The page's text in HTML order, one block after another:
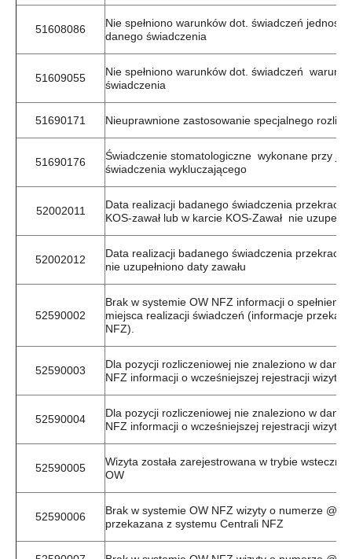
51608086
Nie spełniono warunków dot. świadczeń
danego świadczenia
51609055
Nie spełniono warunków dot. świadczeń
świadczenia
51690171 Nieuprawnione zastosowanie specjalnego
51690176
Świadczenie stomatologiczne wykonane przy
świadczenia wykluczającego
52002011
Data realizacji badanego świadczenia
KOS-zawał lub w karcie KOS-Zawał nie
52002012
Data realizacji badanego świadczenia
nie uzupełniono daty zawału
52590002
Brak w systemie OW NFZ informacji o
miejsca realizacji świadczeń (informacje
NFZ).
52590003
Dla pozycji rozliczeniowej nie znaleziono w
NFZ informacji o wcześniejszej rejestracji wizyty
52590004
Dla pozycji rozliczeniowej nie znaleziono w
NFZ informacji o wcześniejszej rejestracji wizyty
52590005
Wizyta została zarejestrowana w trybie
OW
52590006
Brak w systemie OW NFZ wizyty o numerze @
przekazana z systemu Centrali NFZ